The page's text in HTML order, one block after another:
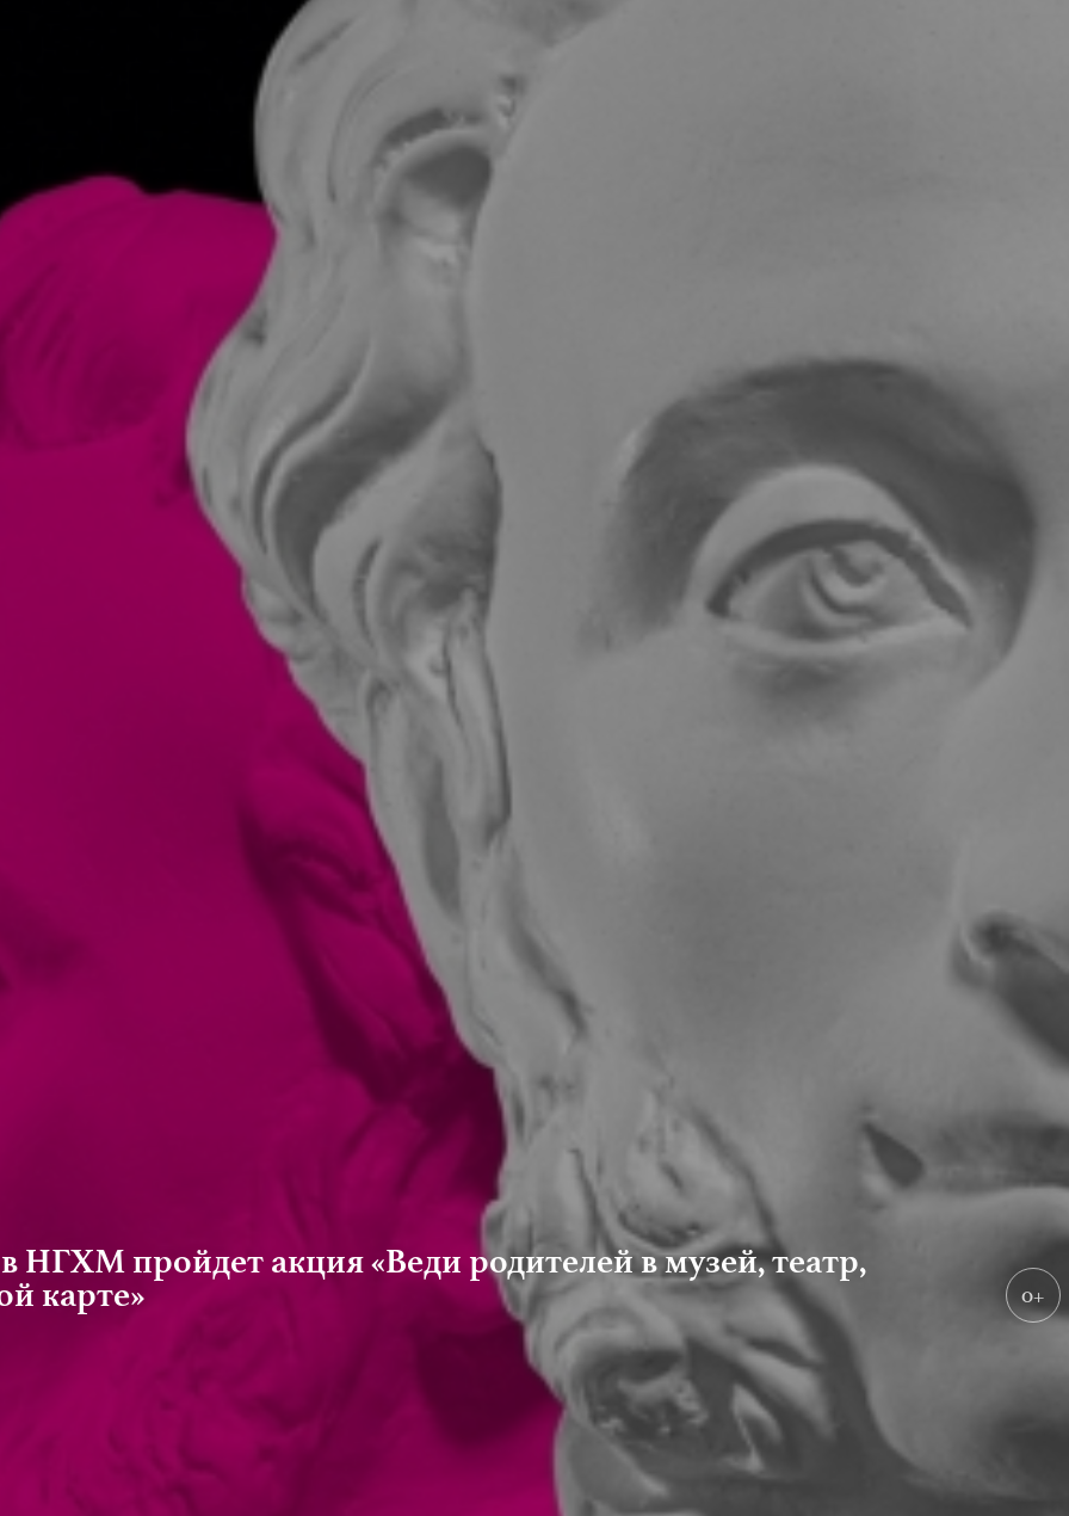
в НГХМ пройдет акция «Веди родителей в музей, театр,
карте»
0+